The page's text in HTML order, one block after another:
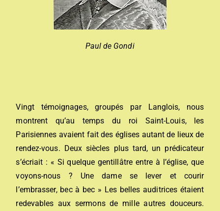
Paul de Gondi
Vingt témoignages, groupés par Langlois, nous
montrent qu’au temps du roi Saint-Louis, les
Parisiennes avaient fait des églises autant de lieux de
rendez-vous. Deux siècles plus tard, un prédicateur
s’écriait : « Si quelque gentillâtre entre à l’église, que
voyons-nous ? Une dame se lever et courir
l’embrasser, bec à bec » Les belles auditrices étaient
redevables aux sermons de mille autres douceurs.